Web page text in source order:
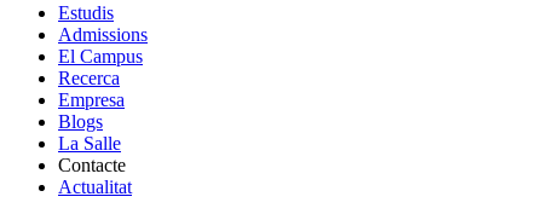
Estudis
Admissions
El Campus
Recerca
Empresa
Blogs
La Salle
Contacte
Actualitat